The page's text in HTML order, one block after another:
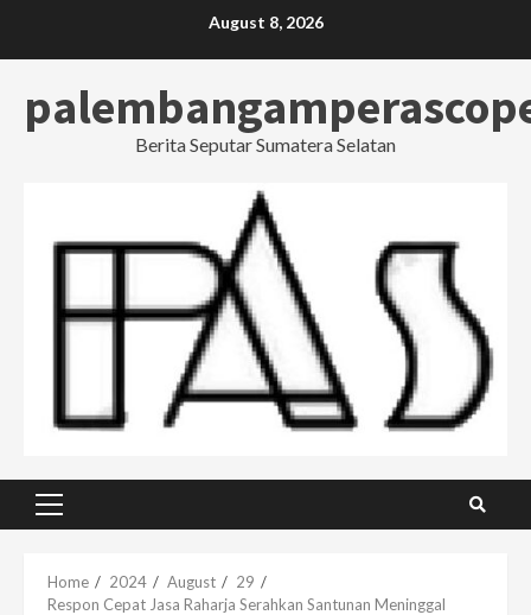
August 8, 2026
Berita Seputar Sumatera Selatan
Primary
Home 2024 August
29
Respon Cepat Jasa Raharja Serahkan Santunan Meninggal